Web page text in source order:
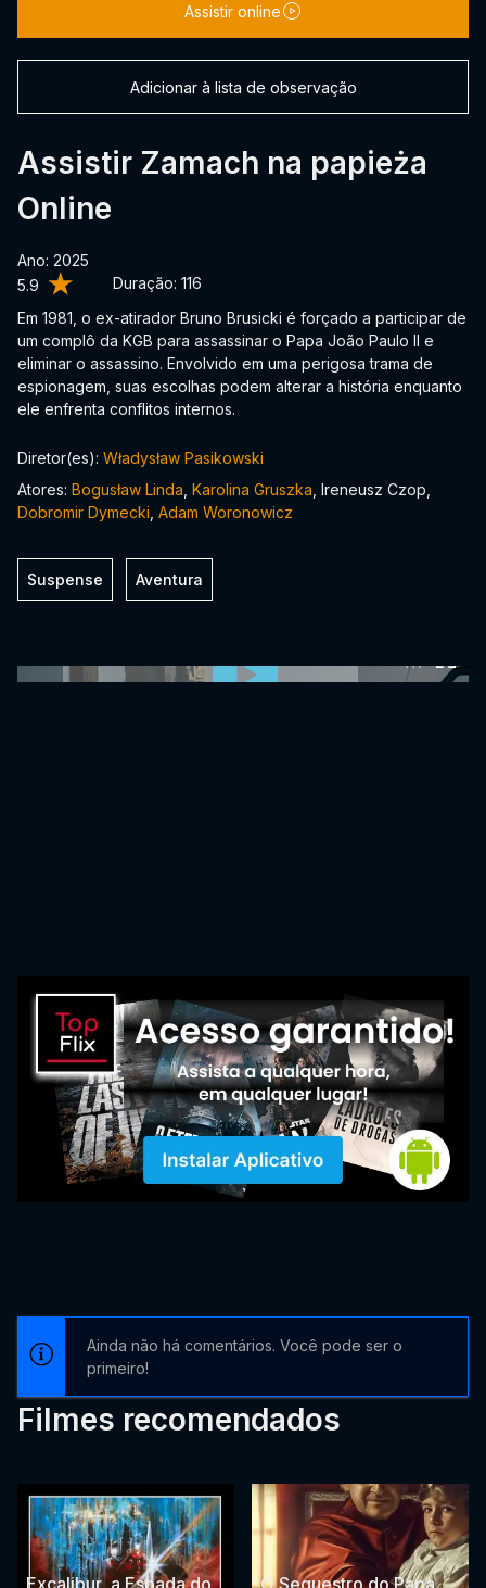
5.9 Duração: 116
Assistir Zamach na papieża
Online
Ano: 2025
Em 1981, o ex-atirador Bruno Brusicki é forçado a participar de
um complô da KGB para assassinar o Papa João Paulo II e
eliminar o assassino. Envolvido em uma perigosa trama de
espionagem, suas escolhas podem alterar a história enquanto
ele enfrenta conflitos internos.
Assistir online
Adicionar à lista de observação
Diretor(es): Władysław Pasikowski
Atores: Bogusław Linda Karolina Gruszka , Ireneusz Czop,
Dobromir Dymecki Adam Woronowicz
Suspense Aventura
Ainda não há comentários. Você pode ser o
primeiro!
Filmes recomendados